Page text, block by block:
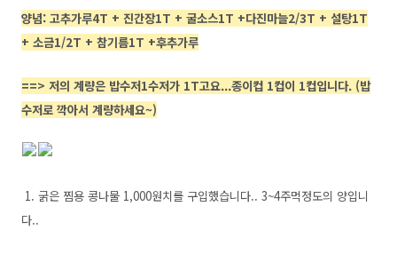
양념: 고추가루4T + 진간장1T + 굴소스1T +다진마늘2/3T + 설탕1T
+ 소금1/2T + 참기름1T +후추가루
==> 저의 계량은 밥수저1수저가 1T고요...종이컵 1컵이 1컵입니다. (밥
수저로 깍아서 계량하세요~)
1. 굵은 찜용 콩나물 1,000원치를 구입했습니다.. 3~4주먹정도의 양입니
다..